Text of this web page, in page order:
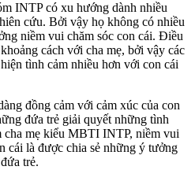
INTP có xu hướng dành nhiều
cứu. Bởi vậy họ không có nhiều
niềm vui chăm sóc con cái. Điều
cách với cha mẹ, bởi vậy các
tình cảm nhiều hơn với con cái
đồng cảm với cảm xúc của con
đứa trẻ giải quyết những tình
mẹ kiểu MBTI INTP, niềm vui
cái là được chia sẻ những ý tưởng
trẻ.